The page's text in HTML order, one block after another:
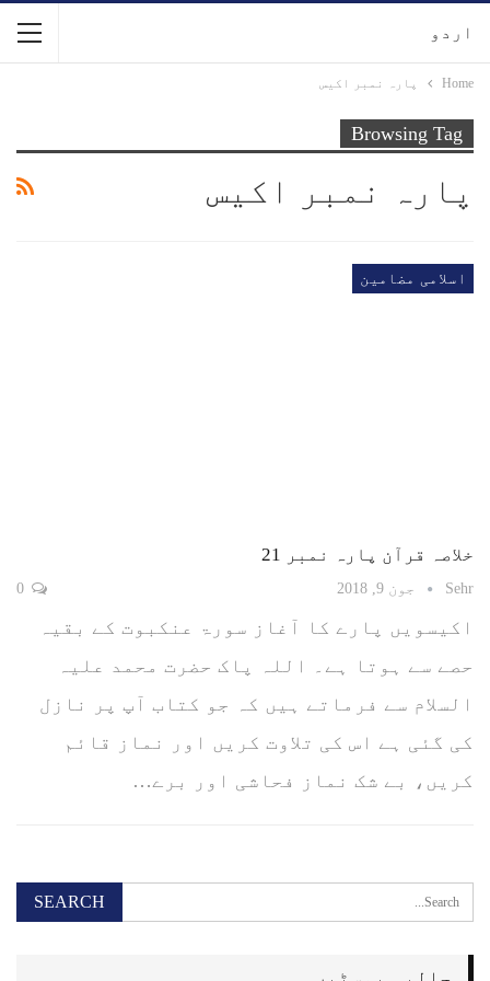
اردو
Home پارہ نمبر اکیس
Browsing Tag
پارہ نمبر اکیس
اسلامی مضامین
خلاصہ قرآن پارہ نمبر 21
Sehr جون 9, 2018
اکیسویں پارے کا آغاز سورۃ عنکبوت کے بقیہ
حصے سے ہوتا ہے۔ اللہ پاک حضرت محمد علیہ
السلام سے فرماتے ہیں کہ جو کتاب آپ پر نازل
کی گئی ہے اس کی تلاوت کریں اور نماز قائم
کریں، بے شک نماز فحاشی اور برے…